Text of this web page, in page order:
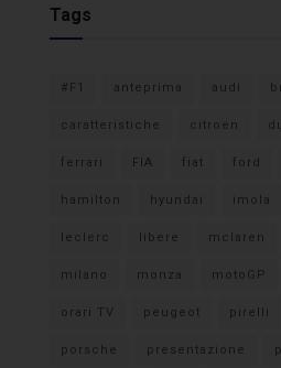
Tags
#F1 anteprima audi
caratteristiche citroen
ferrari FIA fiat ford
hamilton hyundai imola
leclerc libere mclaren
milano monza motoGP
orari TV peugeot pirelli
porsche presentazione